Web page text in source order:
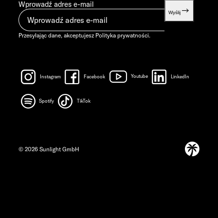
Wprowadź adres e-mail
Wyślij
Przesyłając dane, akceptujesz Polityka prywatności.
Instagram Facebook Youtube LinkedIn
Spotify TikTok
© 2026 Sunlight GmbH